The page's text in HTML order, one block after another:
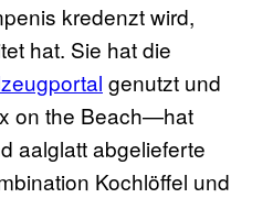
kredenzt wird,
hat. Sie hat die
genutzt und
on the Beach—hat
aalglatt abgelieferte
Kochlöffel und